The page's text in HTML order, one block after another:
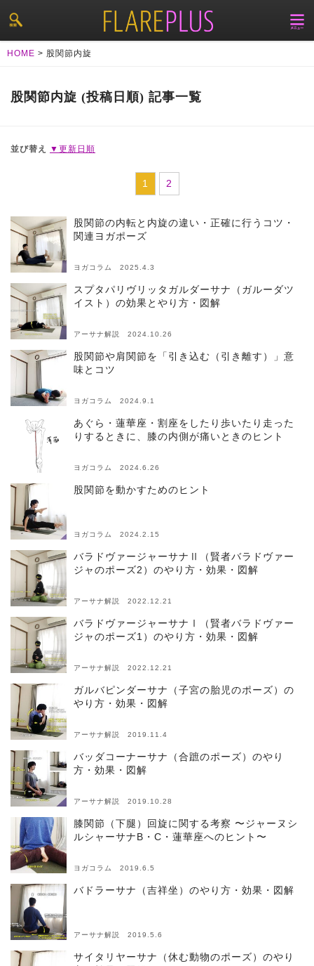
HOME > 股関節内旋
股関節内旋 (投稿日順) 記事一覧
並び替え ▼更新日順
1 2
股関節の内転と内旋の違い・正確に行うコツ・
関連ヨガポーズ
ヨガコラム 2025.4.3
スプタパリヴリッタガルダーサナ（ガルーダツ
イスト）の効果とやり方・図解
アーサナ解説 2024.10.26
股関節や肩関節を「引き込む（引き離す）」意
味とコツ
ヨガコラム 2024.9.1
あぐら・蓮華座・割座をしたり歩いたり走った
りするときに、膝の内側が痛いときのヒント
ヨガコラム 2024.6.26
股関節を動かすためのヒント
ヨガコラム 2024.2.15
バラドヴァージャーサナⅡ（賢者バラドヴァー
ジャのポーズ2）のやり方・効果・図解
アーサナ解説 2022.12.21
バラドヴァージャーサナⅠ（賢者バラドヴァー
ジャのポーズ1）のやり方・効果・図解
アーサナ解説 2022.12.21
ガルバピンダーサナ（子宮の胎児のポーズ）の
やり方・効果・図解
アーサナ解説 2019.11.4
バッダコーナーサナ（合蹠のポーズ）のやり
方・効果・図解
アーサナ解説 2019.10.28
膝関節（下腿）回旋に関する考察 〜ジャーヌシ
ルシャーサナB・C・蓮華座へのヒント〜
ヨガコラム 2019.6.5
バドラーサナ（吉祥坐）のやり方・効果・図解
アーサナ解説 2019.5.6
サイタリヤーサナ（休む動物のポーズ）のやり